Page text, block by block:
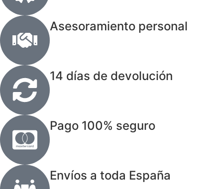
Asesoramiento personal
14 días de devolución
Pago 100% seguro
Envíos a toda España